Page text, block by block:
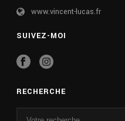
www.vincent-lucas.fr
SUIVEZ-MOI
RECHERCHE